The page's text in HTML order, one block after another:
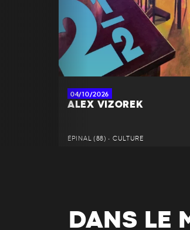
04/10/2026
ALEX VIZOREK
ÉPINAL (88) • CULTURE
DANS LE